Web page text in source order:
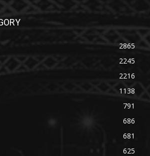
2865
2245
2216
1138
791
686
681
625